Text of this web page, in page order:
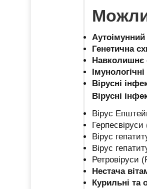
Генетична
Навколишнє
Вірусні
Вірусні
Вірус
Вірус
Вірус
Ретровіруси
Нестача
Курильні та